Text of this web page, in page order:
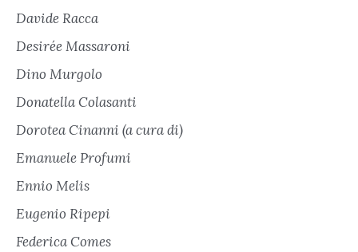
Davide Racca
Desirée Massaroni
Dino Murgolo
Donatella Colasanti
Dorotea Cinanni (a cura di)
Emanuele Profumi
Ennio Melis
Eugenio Ripepi
Federica Comes